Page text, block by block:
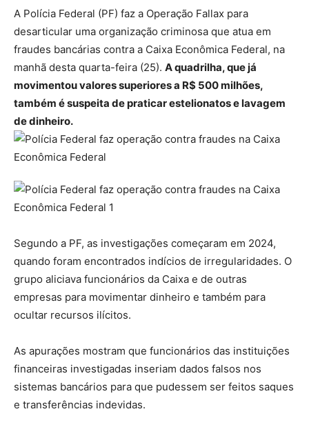
A Polícia Federal (PF) faz a Operação Fallax para
desarticular uma organização criminosa que atua em
fraudes bancárias contra a Caixa Econômica Federal, na
manhã desta quarta-feira (25). A quadrilha, que já
movimentou valores superiores a R$ 500 milhões,
também é suspeita de praticar estelionatos e lavagem
de dinheiro.
Segundo a PF, as investigações começaram em 2024,
quando foram encontrados indícios de irregularidades. O
grupo aliciava funcionários da Caixa e de outras
empresas para movimentar dinheiro e também para
ocultar recursos ilícitos.
As apurações mostram que funcionários das instituições
financeiras investigadas inseriam dados falsos nos
sistemas bancários para que pudessem ser feitos saques
e transferências indevidas.